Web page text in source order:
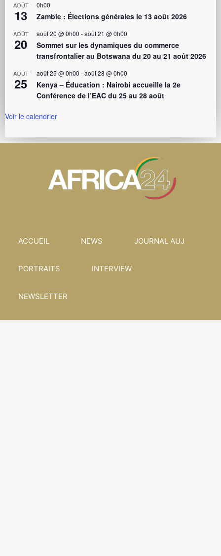
AOÛT
13
0h00
Zambie : Élections générales le 13 août 2026
AOÛT
20
août 20 @ 0h00 -août 21 @ 0h00
Sommet sur les dynamiques du commerce
transfrontalier au Botswana du 20 au 21 août 2026
AOÛT
25
août 25 @ 0h00 -août 28 @ 0h00
Kenya – Éducation : Nairobi accueille la 2e
Conférence de l’EAC du 25 au 28 août
Voir le calendrier
ACCUEIL NEWS JOURNAL AUJ
PORTRAITS INTERVIEW
NEWSLETTER